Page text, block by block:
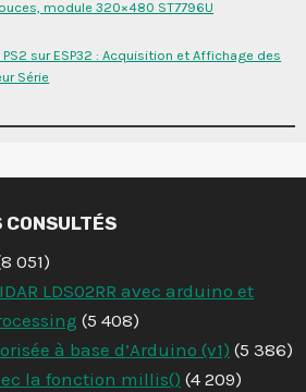
module 320×480 ST7796U
sur ESP32 : Acquisition et Affichage des
Série
051)
LDS02RR avec arduino et
(5 408)
à base d’Arduino (v1) (5 386)
la fonction millis() (4 209)